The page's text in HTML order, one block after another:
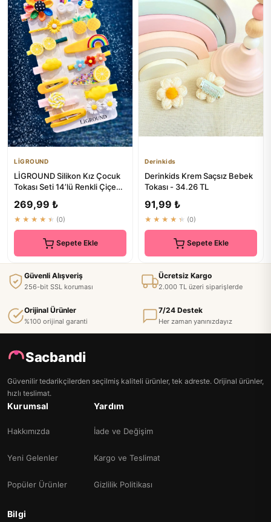
LİGROUND
LİGROUND Silikon Kız Çocuk
Tokası Seti 14’lü Renkli Çiçek
269,99 ₺
★★★★★ (0)
Sepete Ekle
Derinkids
Derinkids Krem Saçsız Bebek
Tokası - 34.26 TL
91,99 ₺
★★★★★ (0)
Sepete Ekle
Güvenli Alışveriş
256-bit SSL koruması
Ücretsiz Kargo
2.000 TL üzeri siparişlerde
Orijinal Ürünler
%100 orijinal garanti
7/24 Destek
Her zaman yanınızdayız
Sacbandi
Güvenilir tedarikçilerden seçilmiş kaliteli ürünler, tek adreste. Orijinal ürünler,
hızlı teslimat.
Kurumsal
Hakkımızda
Yeni Gelenler
Popüler Ürünler
Yardım
İade ve Değişim
Kargo ve Teslimat
Gizlilik Politikası
Bilgi